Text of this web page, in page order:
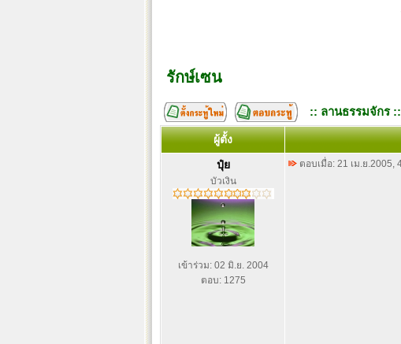
รักษ์เซน
:: ลานธรรมจักร ::
ผู้ตั้ง
ปุ๋ย
บัวเงิน
เข้าร่วม: 02 มิ.ย. 2004
ตอบ: 1275
ตอบเมื่อ: 21 เม.ย.2005,